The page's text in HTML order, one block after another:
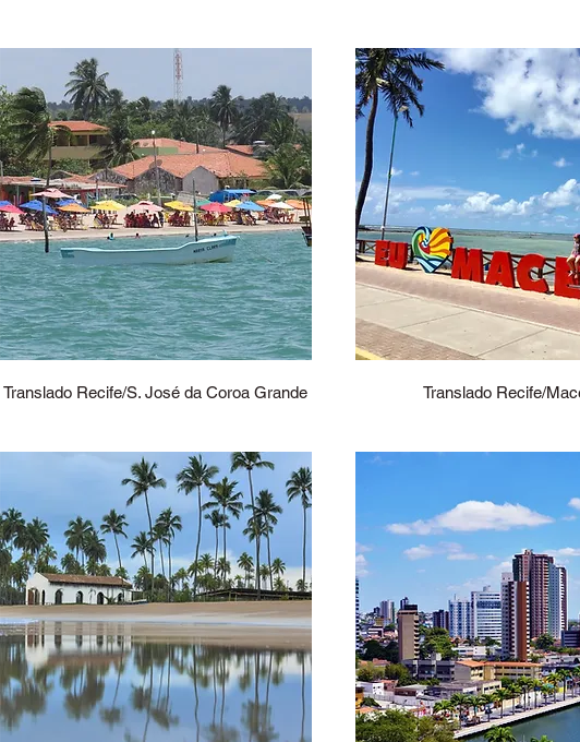
Translado Recife/S. José da Coroa Grande Translado Recife/